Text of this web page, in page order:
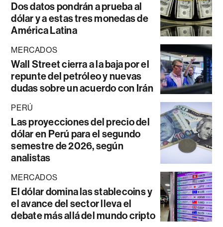
Dos datos pondrán a prueba al
dólar y a estas tres monedas de
América Latina
MERCADOS
Wall Street cierra a la baja por el
repunte del petróleo y nuevas
dudas sobre un acuerdo con Irán
PERÚ
Las proyecciones del precio del
dólar en Perú para el segundo
semestre de 2026, según
analistas
MERCADOS
El dólar domina las stablecoins y
el avance del sector lleva el
debate más allá del mundo cripto